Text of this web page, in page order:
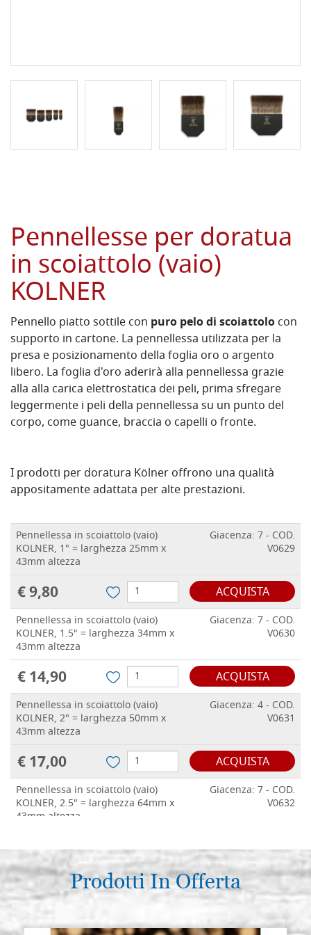
Pennellesse per doratua
in scoiattolo (vaio)
KOLNER
Pennello piatto sottile con puro pelo di scoiattolocon
supporto in cartone. La pennellessa utilizzata per la
presa e posizionamento della foglia oro o argento
libero. La foglia d'oro aderirà alla pennellessa grazie
alla alla carica elettrostatica dei peli, prima sfregare
leggermente i peli della pennellessa su un punto del
corpo, come guance, braccia o capelli o fronte.
I prodotti per doratura Kölner offrono una qualità
appositamente adattata per alte prestazioni.
Pennellessa in scoiattolo (vaio)
KOLNER, 1" = larghezza 25mm x
43mm altezza
Giacenza: 7 - COD.
V0629
€ 9,80 ACQUISTA
Pennellessa in scoiattolo (vaio)
KOLNER, 1.5" = larghezza 34mm x
43mm altezza
Giacenza: 7 - COD.
V0630
€ 14,90 ACQUISTA
Pennellessa in scoiattolo (vaio)
KOLNER, 2" = larghezza 50mm x
43mm altezza
Giacenza: 4 - COD.
V0631
€ 17,00 ACQUISTA
Pennellessa in scoiattolo (vaio)
KOLNER, 2.5" = larghezza 64mm x
43mm altezza
Giacenza: 7 - COD.
V0632
€ 21,70 ACQUISTA
Pennellessa in scoiattolo (vaio)
KOLNER, 3" = larghezza 75mm x
50mm altezza
Giacenza: 7 - COD.
V0633
Prodotti In Offerta